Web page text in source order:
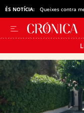
ÉS NOTÍCIA: Queixes contra